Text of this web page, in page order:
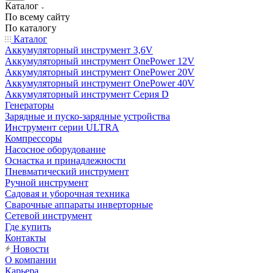
Каталог
По всему сайту
По каталогу
Каталог
Аккумуляторный инструмент 3,6V
Аккумуляторный инструмент OnePower 12V
Аккумуляторный инструмент OnePower 20V
Аккумуляторный инструмент OnePower 40V
Аккумуляторный инструмент Серия D
Генераторы
Зарядные и пуско-зарядные устройства
Инструмент серии ULTRA
Компрессоры
Насосное оборудование
Оснастка и принадлежности
Пневматический инструмент
Ручной инструмент
Садовая и уборочная техника
Сварочные аппараты инверторные
Сетевой инструмент
Где купить
Контакты
Новости
О компании
Карьера